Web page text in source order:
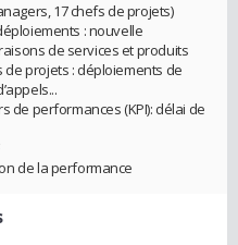
17 chefs de projets)
: nouvelle
de services et produits
projets : déploiements de
de performances (KPI): délai de
de la performance